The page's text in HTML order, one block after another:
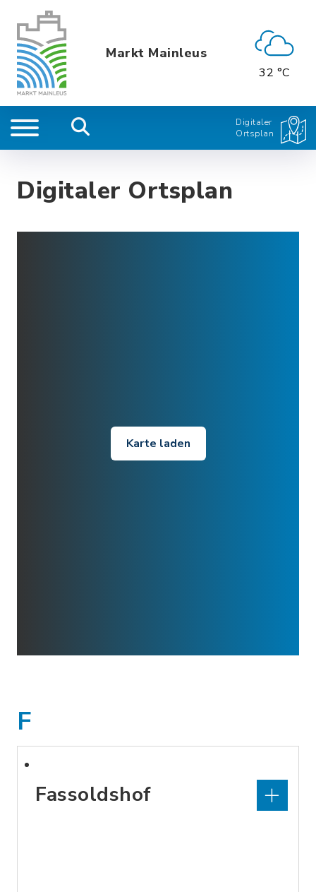
Markt Mainleus
32 °C
Digitaler
Ortsplan
Digitaler Ortsplan
Karte laden
F
Fassoldshof